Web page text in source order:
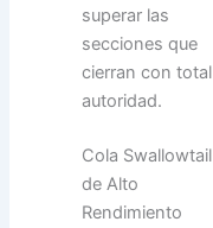
superar las
secciones que
cierran con total
autoridad.
Cola Swallowtail
de Alto
Rendimiento